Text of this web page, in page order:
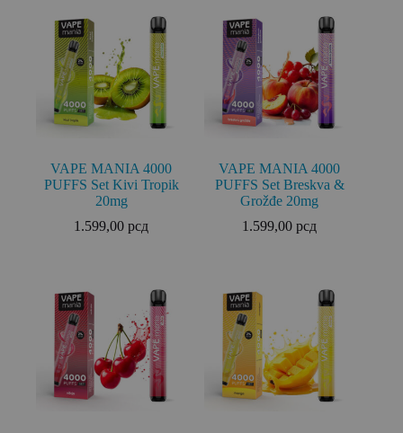
VAPE MANIA 4000
PUFFS Set Kivi Tropik
20mg
1.599,00рсд
VAPE MANIA 4000
PUFFS Set Breskva &
Grožđe 20mg
1.599,00рсд